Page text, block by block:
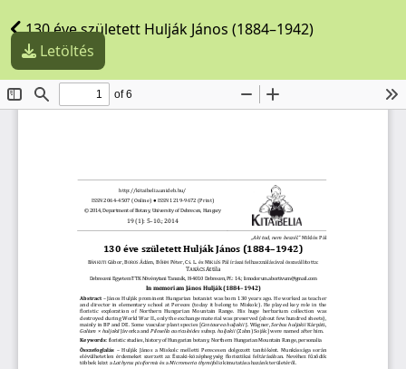
130 éve született Hulják János (1884–1942)
Letöltés